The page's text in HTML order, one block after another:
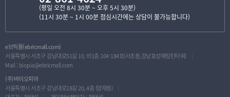
(평일 오전 8시 30분 ~ 오후 5시 30분)
(11시 30분 ~ 1시 00분 점심시간에는 상담이 불가능합니다)
e브릭몰(ebricmall.com)
서울특별시 서초구 강남대로51길 10, 비1층 104-184호(서초동,강남효성해링턴타워)
Mail : biopia@ebricmall.com
(주)바이오피아
서울특별시 서초구 강남대로18길 20, 4층 (양재동)